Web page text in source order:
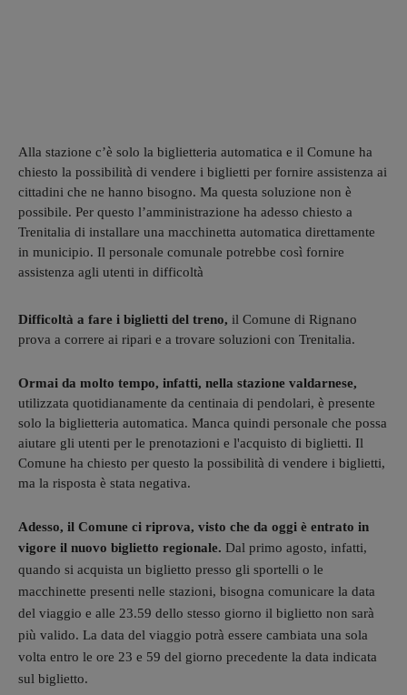
Alla stazione c’è solo la biglietteria automatica e il Comune ha
chiesto la possibilità di vendere i biglietti per fornire assistenza ai
cittadini che ne hanno bisogno. Ma questa soluzione non è
possibile. Per questo l’amministrazione ha adesso chiesto a
Trenitalia di installare una macchinetta automatica direttamente
in municipio. Il personale comunale potrebbe così fornire
assistenza agli utenti in difficoltà
Difficoltà a fare i biglietti del treno, il Comune di Rignano
prova a correre ai ripari e a trovare soluzioni con Trenitalia.
Ormai da molto tempo, infatti, nella stazione valdarnese,
utilizzata quotidianamente da centinaia di pendolari, è presente
solo la biglietteria automatica. Manca quindi personale che possa
aiutare gli utenti per le prenotazioni e l'acquisto di biglietti. Il
Comune ha chiesto per questo la possibilità di vendere i biglietti,
ma la risposta è stata negativa.
Adesso, il Comune ci riprova, visto che da oggi è entrato in
vigore il nuovo biglietto regionale. Dal primo agosto, infatti,
quando si acquista un biglietto presso gli sportelli o le
macchinette presenti nelle stazioni, bisogna comunicare la data
del viaggio e alle 23.59 dello stesso giorno il biglietto non sarà
più valido. La data del viaggio potrà essere cambiata una sola
volta entro le ore 23 e 59 del giorno precedente la data indicata
sul biglietto.